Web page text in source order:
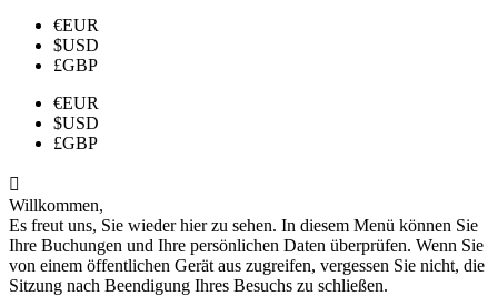
€EUR
$USD
£GBP
€EUR
$USD
£GBP

Willkommen,
Es freut uns, Sie wieder hier zu sehen. In diesem Menü können Sie
Ihre Buchungen und Ihre persönlichen Daten überprüfen. Wenn Sie
von einem öffentlichen Gerät aus zugreifen, vergessen Sie nicht, die
Sitzung nach Beendigung Ihres Besuchs zu schließen.